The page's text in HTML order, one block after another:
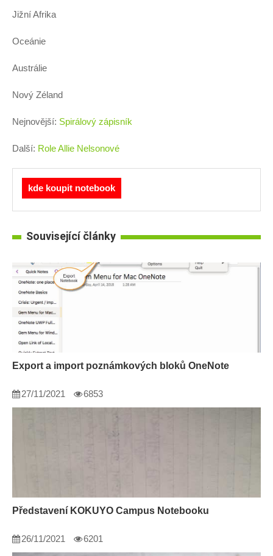
Jižní Afrika
Oceánie
Austrálie
Nový Zéland
Nejnovější: Spirálový zápisník
Další: Role Allie Nelsonové
kde koupit notebook
Související články
Export a import poznámkových bloků OneNote
27/11/2021 6853
Představení KOKUYO Campus Notebooku
26/11/2021 6201